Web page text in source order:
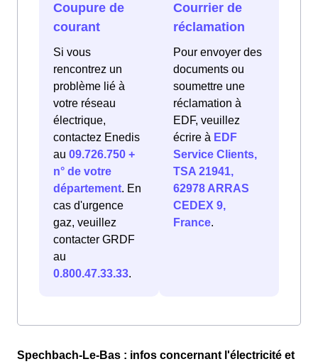
Coupure de
courant
Si vous
rencontrez un
problème lié à
votre réseau
électrique,
contactez Enedis
au 09.726.750 +
n° de votre
département. En
cas d'urgence
gaz, veuillez
contacter GRDF
au
0.800.47.33.33.
Courrier de
réclamation
Pour envoyer des
documents ou
soumettre une
réclamation à
EDF, veuillez
écrire à EDF
Service Clients,
TSA 21941,
62978 ARRAS
CEDEX 9,
France.
Spechbach-Le-Bas : infos concernant l'électricité et